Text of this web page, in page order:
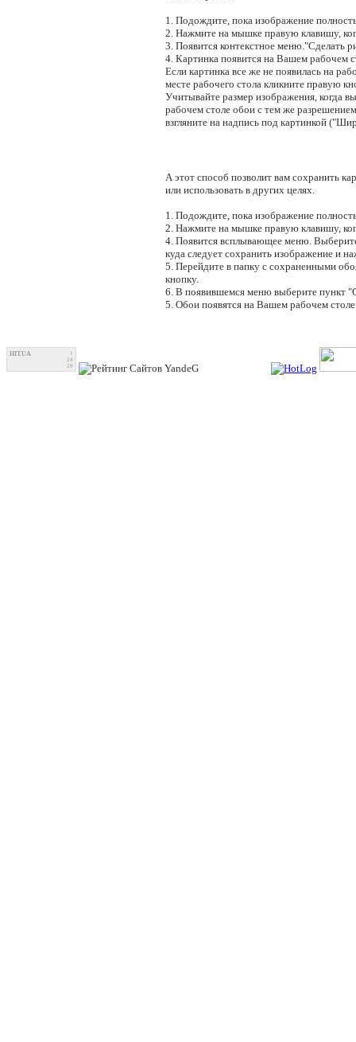
1. Подождите, пока изображение
2. Нажмите на мышке правую клавишу,
3. Появится контекстное меню."Сделать
4. Картинка появится на Вашем рабочем
Если картинка все же не появилась на
месте рабочего стола кликните правую
Учитывайте размер изображения, когда
рабочем столе обои с тем же
взгляните на надпись под картинкой
А этот способ позволит вам сохранить
или использовать в других целях.
1. Подождите, пока изображение
2. Нажмите на мышке правую клавишу,
4. Появится всплывающее меню.
куда следует сохранить изображение и
5. Перейдите в папку с сохраненными
кнопку.
6. В появившемся меню выберите пункт
5. Обои появятся на Вашем рабочем
HIT.UA
24
28